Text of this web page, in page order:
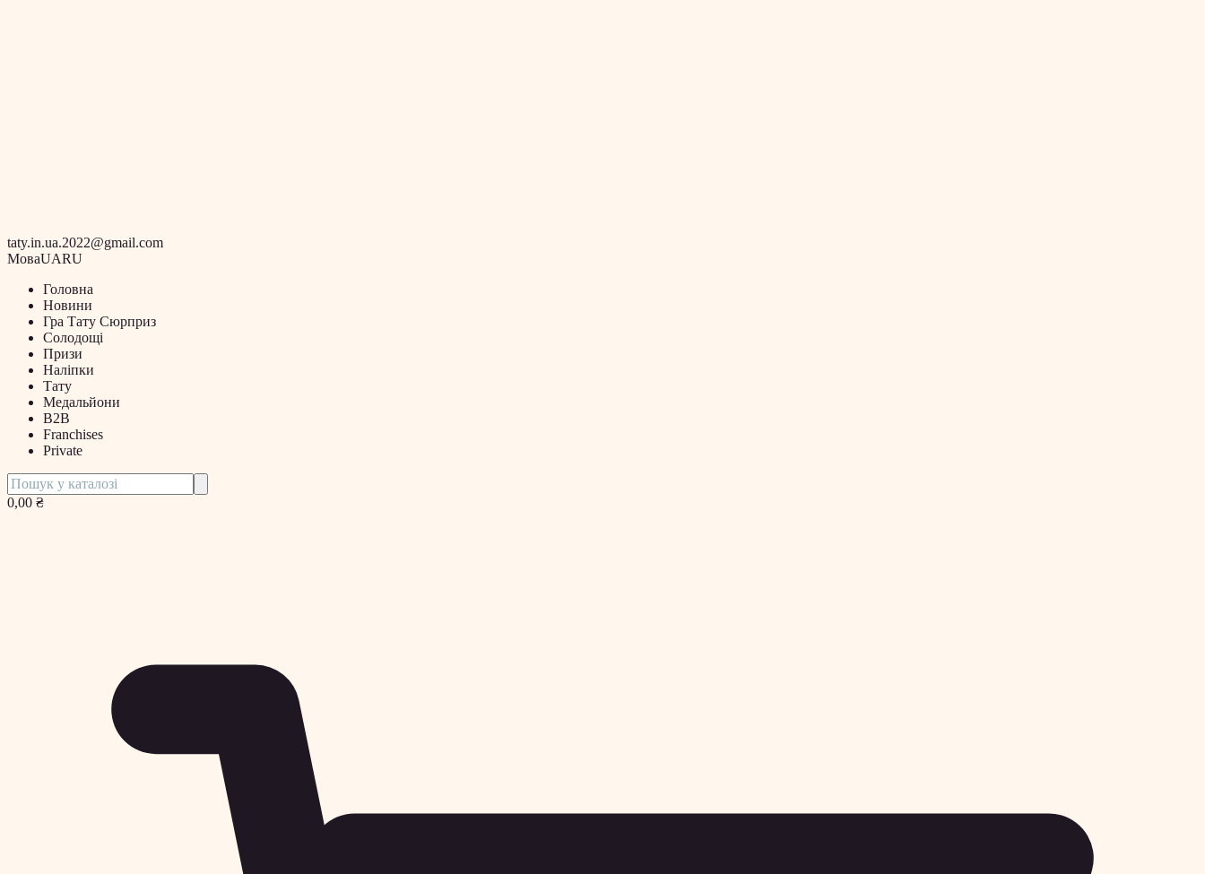
taty.in.ua.2022@gmail.com
МоваUARU
Головна
Новини
Гра Тату Сюрприз
Солодощі
Призи
Наліпки
Тату
Медальйони
B2B
Franchises
Private
0,00 ₴